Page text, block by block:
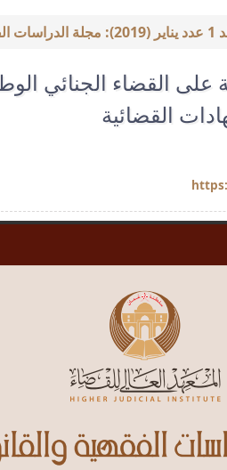
على القضاء الجنائي
القضائية